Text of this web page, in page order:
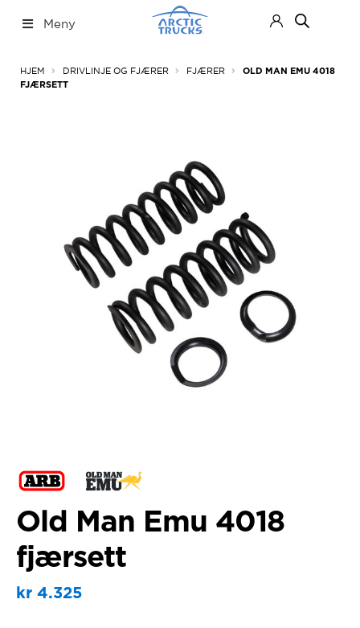
til
til
Meny
ut
HJEM DRIVLINJE OG FJÆRER FJÆRER
OLD MAN EMU 4018
FJÆRSETT
Old Man Emu 4018
fjærsett
kr4.325